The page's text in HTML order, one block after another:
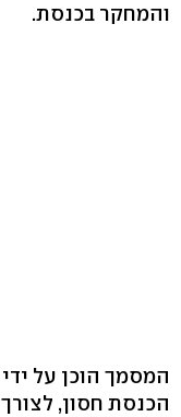
והמחקר בכנסת.
המסמך הוכן על
הכנסת חסון,